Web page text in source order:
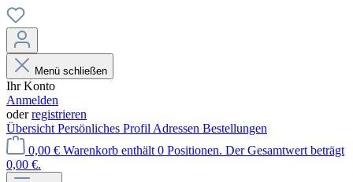
Menü schließen
Ihr Konto
Anmelden
oderregistrieren
Übersicht Persönliches Profil Adressen Bestellungen
0,00 € Warenkorb enthält 0 Positionen. Der Gesamtwert beträgt
0,00 €.